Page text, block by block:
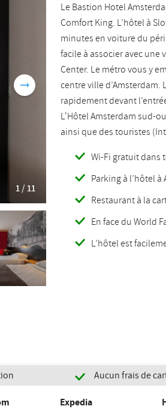
Turkish
1 / 11
Le Bastion Hotel
Comfort King. L’hôtel à
minutes en voiture du
facile à associer avec une
Center. Le métro vous y
centre ville d’Amsterdam.
rapidement devant
L'Hôtel Amsterdam sud-
ainsi que des touristes
Wi-Fi gratuit dans
Parking à l’hôtel
Restaurant à la
En face du World
L’hôtel est
Aucun frais de
Expedia